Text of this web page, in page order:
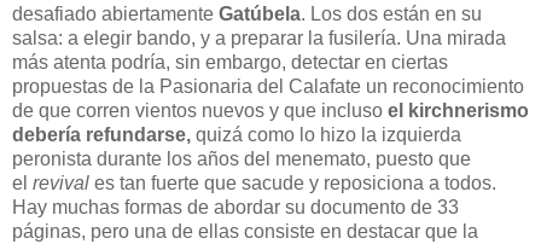
desafiado abiertamente Gatúbela. Los dos están en su
salsa: a elegir bando, y a preparar la fusilería. Una mirada
más atenta podría, sin embargo, detectar en ciertas
propuestas de la Pasionaria del Calafate un reconocimiento
de que corren vientos nuevos y que incluso el kirchnerismo
debería refundarse, quizá como lo hizo la izquierda
peronista durante los años del menemato, puesto que
el revival es tan fuerte que sacude y reposiciona a todos.
Hay muchas formas de abordar su documento de 33
páginas, pero una de ellas consiste en destacar que la